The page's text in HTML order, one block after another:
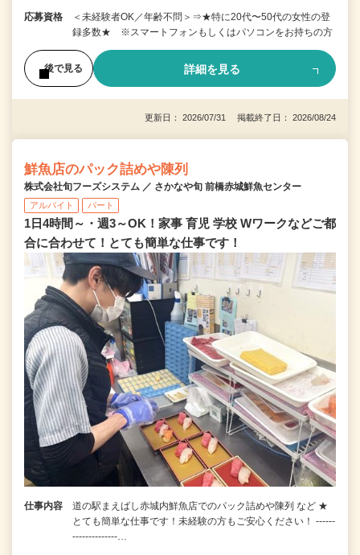
応募資格
＜未経験者OK／年齢不問＞⇒★特に20代〜50代の女性の登
録多数★ ※スマートフォンもしくはパソコンをお持ちの方
後で見る 詳細を見る
更新日： 2026/07/31 掲載終了日： 2026/08/24
鮮魚店のパック詰めや陳列
株式会社旬フーズシステム ／ さかなや旬 前橋赤城鮮魚センター
アルバイト パート
1日4時間～・週3～OK！家事 育児 学校 Wワークなどご都
合に合わせて！とても簡単な仕事です！
仕事内容
道の駅まえばし赤城内鮮魚店でのパック詰めや陳列 など ★
とても簡単な仕事です！未経験の方もご安心ください！ ------
--------------…